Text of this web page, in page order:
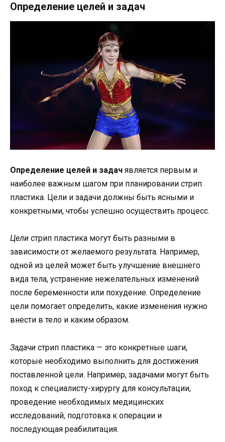
Определение целей и задач
Определение целей и задач является первым и
наиболее важным шагом при планировании стрип
пластика. Цели и задачи должны быть ясными и
конкретными, чтобы успешно осуществить процесс.
Цели стрип пластика могут быть разными в
зависимости от желаемого результата. Например,
одной из целей может быть улучшение внешнего
вида тела, устранение нежелательных изменений
после беременности или похудение. Определение
цели помогает определить, какие изменения нужно
внести в тело и каким образом.
Задачи стрип пластика — это конкретные шаги,
которые необходимо выполнить для достижения
поставленной цели. Например, задачами могут быть
поход к специалисту-хирургу для консультации,
проведение необходимых медицинских
исследований, подготовка к операции и
последующая реабилитация.